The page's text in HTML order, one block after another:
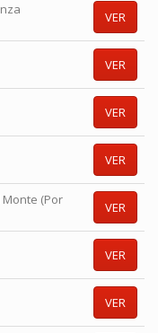
VER
VER
VER
VER
(Por
VER
VER
VER